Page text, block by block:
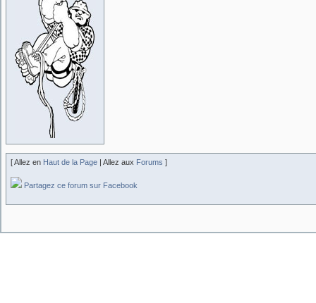
[ Allez en Haut de la Page | Allez aux Forums ]
Partagez ce forum sur Facebook